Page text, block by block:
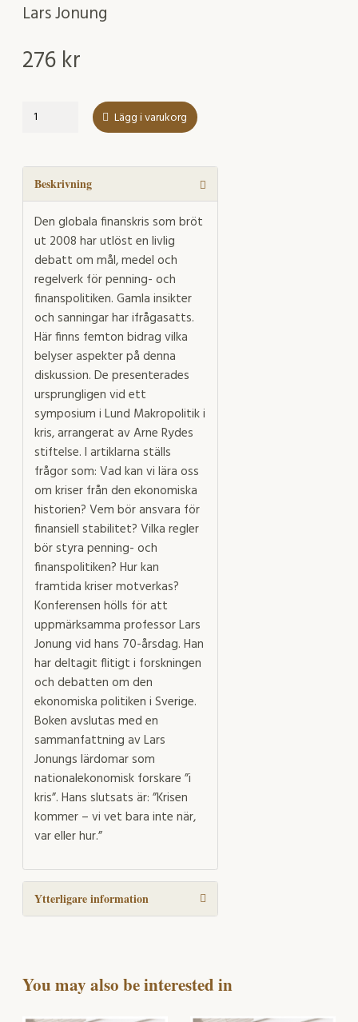
Lars Jonung
276 kr
Makropolitik
mängd
Lägg i varukorg
Beskrivning
Den globala finanskris som bröt
ut 2008 har utlöst en livlig
debatt om mål, medel och
regelverk för penning- och
finanspolitiken. Gamla insikter
och sanningar har ifrågasatts.
Här finns femton bidrag vilka
belyser aspekter på denna
diskussion. De presenterades
ursprungligen vid ett
symposium i Lund Makropolitik i
kris, arrangerat av Arne Rydes
stiftelse. I artiklarna ställs
frågor som: Vad kan vi lära oss
om kriser från den ekonomiska
historien? Vem bör ansvara för
finansiell stabilitet? Vilka regler
bör styra penning- och
finanspolitiken? Hur kan
framtida kriser motverkas?
Konferensen hölls för att
uppmärksamma professor Lars
Jonung vid hans 70-årsdag. Han
har deltagit flitigt i forskningen
och debatten om den
ekonomiska politiken i Sverige.
Boken avslutas med en
sammanfattning av Lars
Jonungs lärdomar som
nationalekonomisk forskare ”i
kris”. Hans slutsats är: ”Krisen
kommer – vi vet bara inte när,
var eller hur.”
Ytterligare information
You may also be interested in